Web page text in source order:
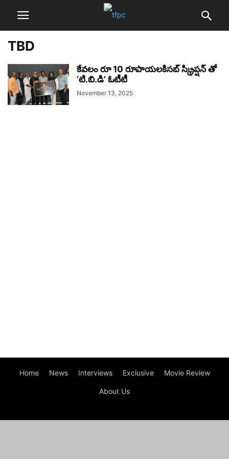
TBD
కేవలం రూ 10 రూపాయలకిసబ్ స్క్రిప్షన్ తో
‘టి.బి.డి’ ఓటీటీ
November 13, 2025
Home News Interviews Exclusive Movie Review
About Us